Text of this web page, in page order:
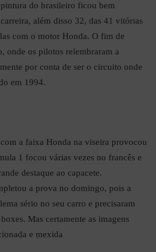
do brasileiro ficou bem
além disso 32, das 41 vitórias
com o motor Honda. O fim de
onde os pilotos relembraram a
por conta de ser o circuito onde
em 1994.
a faixa Honda na viseira provocou
1 focou várias vezes no francês e
destaque ao capacete.
a prova no domingo, pois a
sério no seu carro e precisaram
Mas certamente as imagens
e mexida